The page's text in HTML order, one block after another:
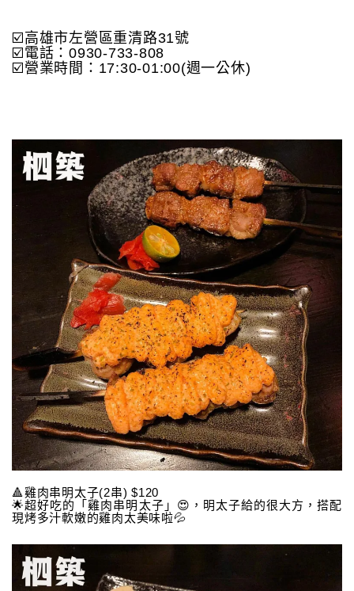
☑️高雄市左營區重清路31號
☑️電話：0930-733-808
☑️營業時間：17:30-01:00(週一公休)
🔺雞肉串明太子(2串) $120
🌟超好吃的「雞肉串明太子」😍，明太子給的很大方，搭配
現烤多汁軟嫩的雞肉太美味啦💦